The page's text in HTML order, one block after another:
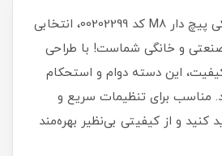
دسته اهرمی پلاستیکی پیچ دار M8 کد 00202299، انتخابی
صنعتی و خانگی شماست! با طراحی
این دسته دوام و استحکام
مناسب برای تنظیمات سریع و
کنید و از کیفیتی بی‌نظیر بهره‌مند